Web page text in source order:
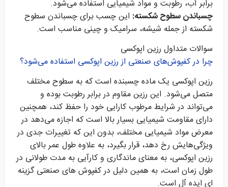
برابر آب، رطوبت و مواد شیمیایی استفاده می‌شود.
چسباندن سطوح شکسته: این چسب برای چسباندن سطوح
شکسته از جمله شیشه، سرامیک و چینی مناسب است.
سوالات متداول رزین اپوکسی
چرا در کفپوش‌های صنعتی از رزین اپوکسی استفاده می‌شود؟
رزین اپوکسی یک ماده چسبنده است که به سطوح مختلف
متصل می‌شود. این رزین مقاوم در برابر رطوبت بوده و
می‌تواند در شرایط مرطوب کارایی خود را حفظ کند، همچنین
دارای مقاومت شیمیایی بسیار بالا است که اجازه می‌دهد در
معرض مواد شیمیایی مختلف، بدون این که تغییرات جدی در
ویژگی‌هایش رخ دهد، قرار بگیرد، به علاوه طول عمر بالای
رزین اپوکسی، به معنای ماندگاری و کارآیی به مدت طولانی در
طول زمان است، به همین دلیل در کفپوش های صنعتی گزینه
ای ایده آل است.